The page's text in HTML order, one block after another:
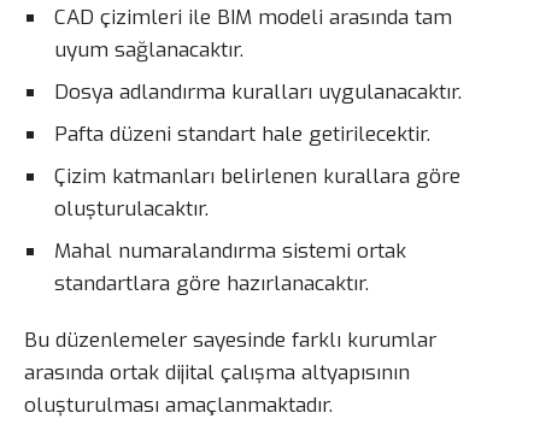
CAD çizimleri ile BIM modeli arasında tam
uyum sağlanacaktır.
Dosya adlandırma kuralları uygulanacaktır.
Pafta düzeni standart hale getirilecektir.
Çizim katmanları belirlenen kurallara göre
oluşturulacaktır.
Mahal numaralandırma sistemi ortak
standartlara göre hazırlanacaktır.
Bu düzenlemeler sayesinde farklı kurumlar
arasında ortak dijital çalışma altyapısının
oluşturulması amaçlanmaktadır.